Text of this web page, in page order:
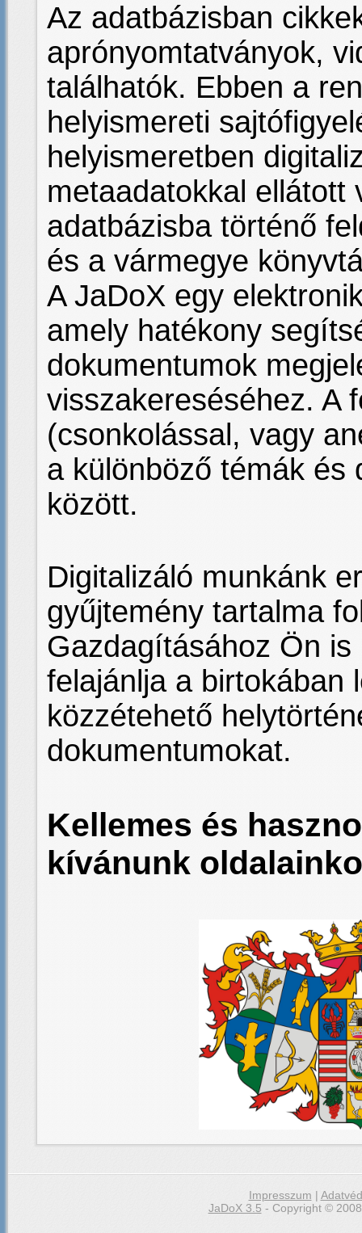
Az adatbázisban
aprónyomtatványok,
találhatók. Ebben a
helyismereti
helyismeretben
metaadatokkal ellátott
adatbázisba történő
és a vármegye
A JaDoX egy
amely hatékony
dokumentumok
visszakereséséhez. A
(csonkolással, vagy
a különböző témák és
között.
Digitalizáló munkánk
gyűjtemény tartalma
Gazdagításához Ön
felajánlja a birtokában
közzétehető
dokumentumokat.
Kellemes és
kívánunk
Impresszum |
JaDoX 3.5 - Copyright ©